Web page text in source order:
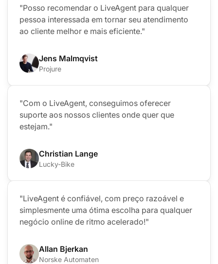
"Posso recomendar o LiveAgent para qualquer
pessoa interessada em tornar seu atendimento
ao cliente melhor e mais eficiente."
Jens Malmqvist
Projure
"Com o LiveAgent, conseguimos oferecer
suporte aos nossos clientes onde quer que
estejam."
Christian Lange
Lucky-Bike
"LiveAgent é confiável, com preço razoável e
simplesmente uma ótima escolha para qualquer
negócio online de ritmo acelerado!"
Allan Bjerkan
Norske Automaten